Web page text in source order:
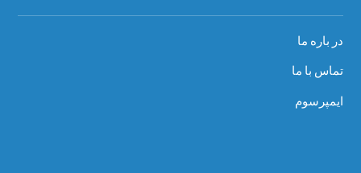
در باره ما
تماس با ما
ایمپرسوم